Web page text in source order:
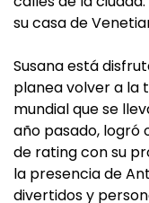
su casa de
Susana está
planea volver a la
mundial que se
año pasado, logró
de rating con su
la presencia de
divertidos y